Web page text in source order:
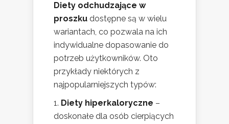
Diety odchudzające w
proszku dostępne są w wielu
wariantach, co pozwala na ich
indywidualne dopasowanie do
potrzeb użytkowników. Oto
przykłady niektórych z
najpopularniejszych typów:
Diety hiperkaloryczne –
doskonałe dla osób cierpiących